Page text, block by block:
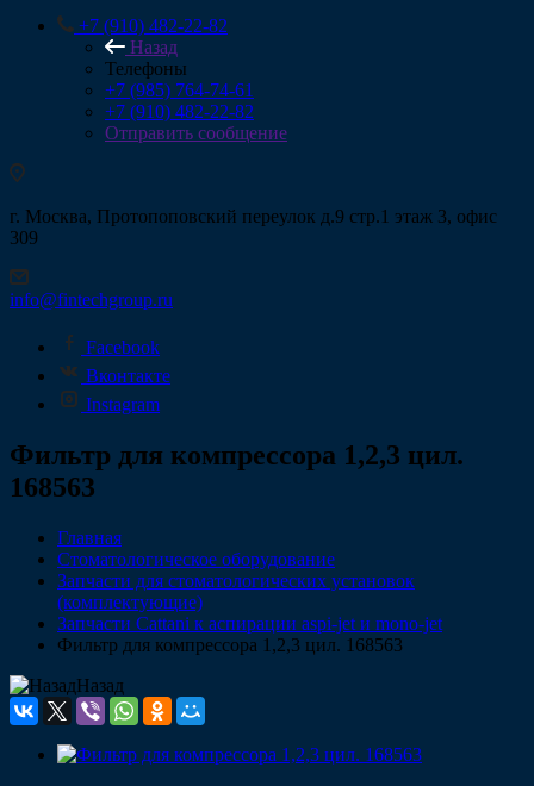
+7 (910) 482-22-82
Назад
Телефоны
+7 (985) 764-74-61
+7 (910) 482-22-82
Отправить сообщение
г. Москва, Протопоповский переулок д.9 стр.1 этаж 3, офис
309
info@fintechgroup.ru
Facebook
Вконтакте
Instagram
Фильтр для компрессора 1,2,3 цил.
168563
Главная
Стоматологическое оборудование
Запчасти для стоматологических установок
(комплектующие)
Запчасти Cattani к аспирации aspi-jet и mono-jet
Фильтр для компрессора 1,2,3 цил. 168563
Назад